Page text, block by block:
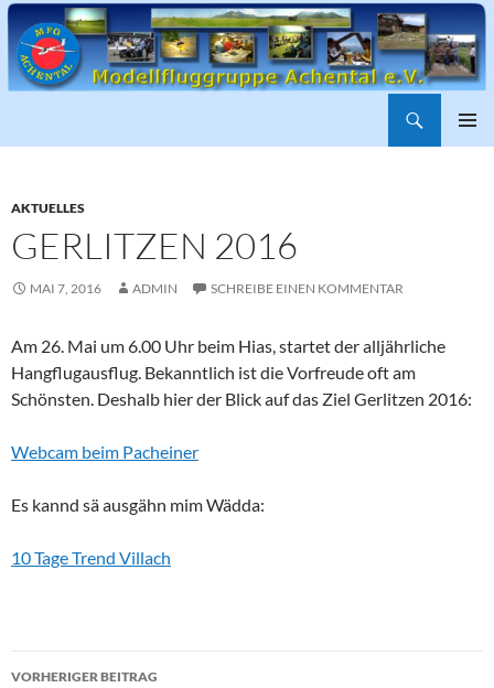
AKTUELLES
GERLITZEN 2016
MAI 7, 2016 ADMIN SCHREIBE EINEN KOMMENTAR
Am 26. Mai um 6.00 Uhr beim Hias, startet der alljährliche
Hangflugausflug. Bekanntlich ist die Vorfreude oft am
Schönsten. Deshalb hier der Blick auf das Ziel Gerlitzen 2016:
Webcam beim Pacheiner
Es kannd sä ausgähn mim Wädda:
10 Tage Trend Villach
Beitragsnavigation
VORHERIGER BEITRAG